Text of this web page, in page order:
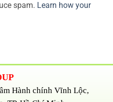
spam. Learn how your
Hành chính Vĩnh Lộc,